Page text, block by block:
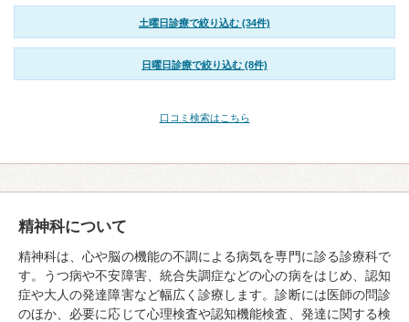
土曜日診療で絞り込む (34件)
日曜日診療で絞り込む (8件)
口コミ検索はこちら
精神科について
精神科は、心や脳の機能の不調による病気を専門に診る診療科で
す。うつ病や不安障害、統合失調症などの心の病をはじめ、認知
症や大人の発達障害など幅広く診療します。診断には医師の問診
のほか、必要に応じて心理検査や認知機能検査、発達に関する検